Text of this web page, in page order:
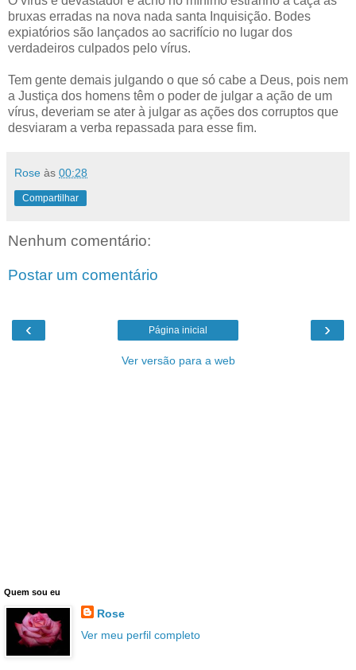
bruxas erradas na nova nada santa Inquisição. Bodes
expiatórios são lançados ao sacrifício no lugar dos
verdadeiros culpados pelo vírus.
Tem gente demais julgando o que só cabe a Deus, pois nem
a Justiça dos homens têm o poder de julgar a ação de um
vírus, deveriam se ater à julgar as ações dos corruptos que
desviaram a verba repassada para esse fim.
Rose às 00:28
Compartilhar
Nenhum comentário:
Postar um comentário
‹ ›
Página inicial
Ver versão para a web
Quem sou eu
Rose
Ver meu perfil completo